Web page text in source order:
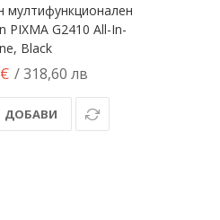
мултифункционален
PIXMA G2410 All-In-
Black
/ 318,60 лв
ДОБАВИ